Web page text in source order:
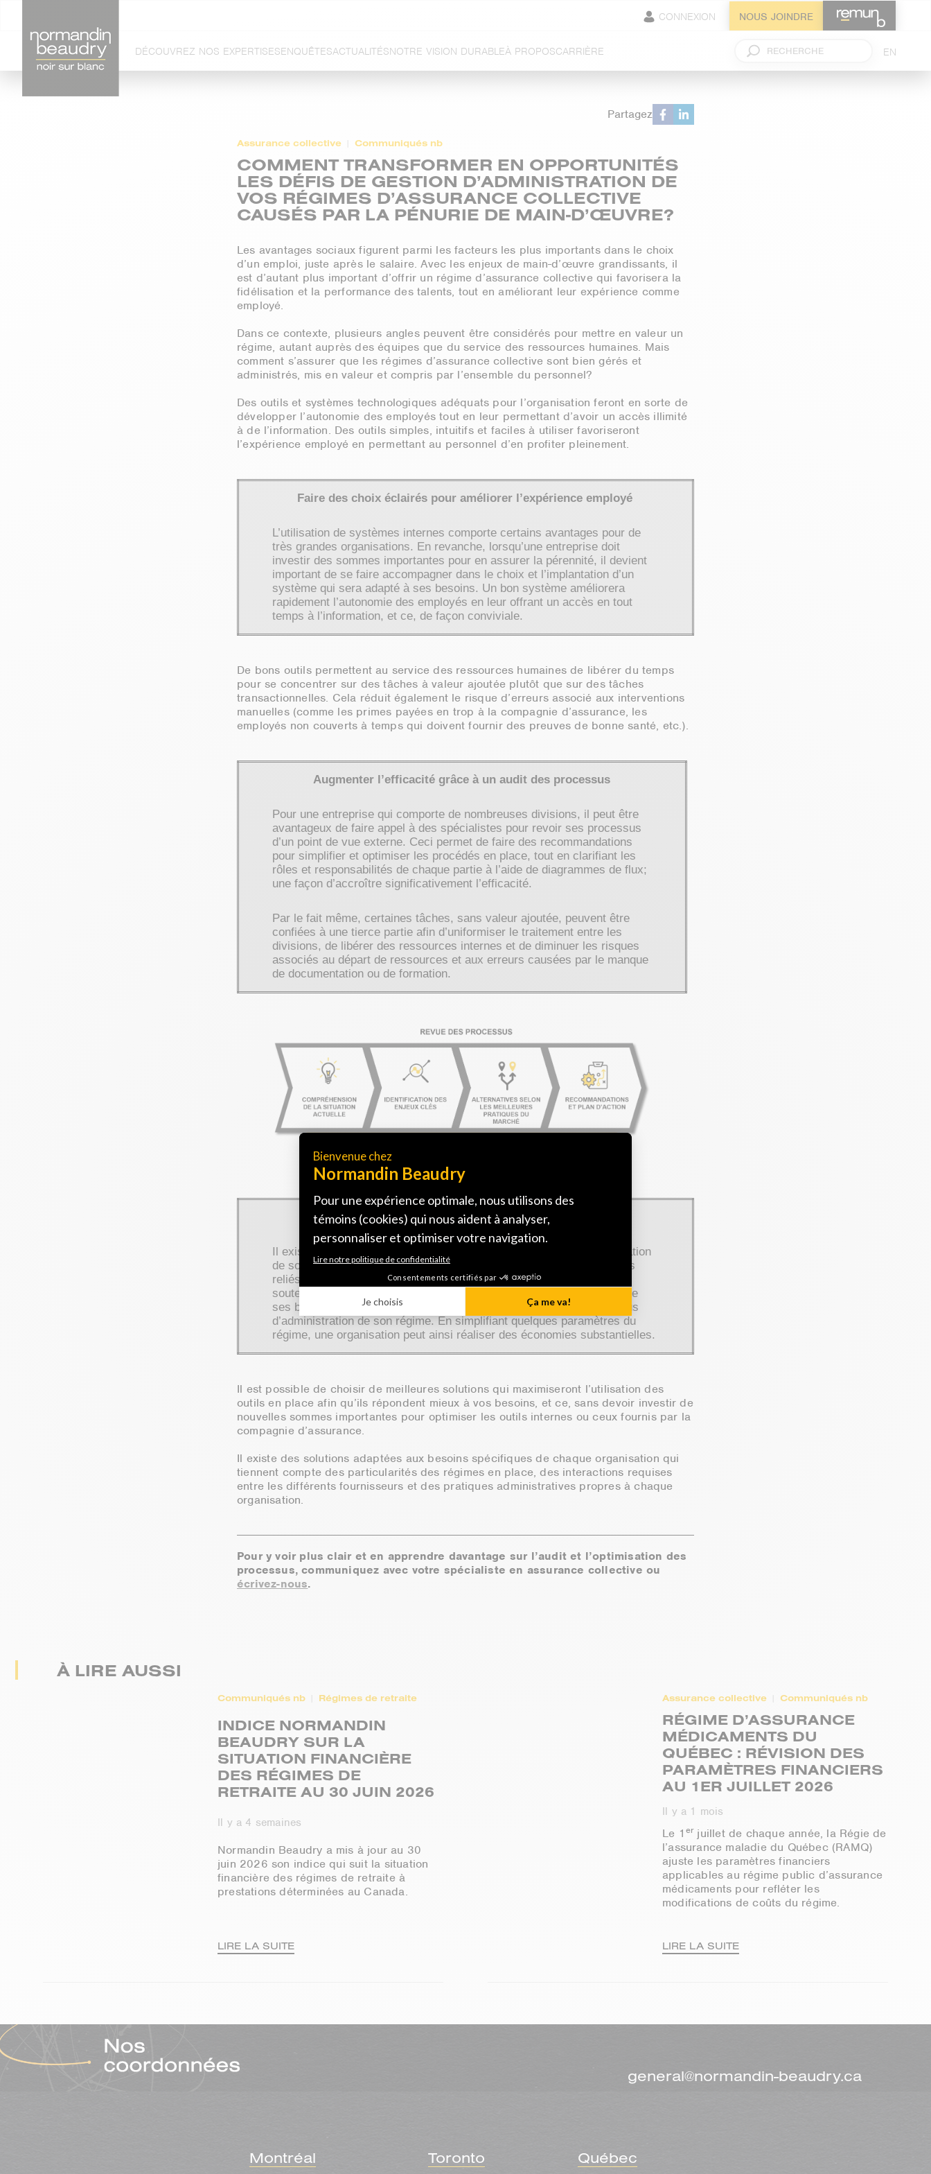
CONNEXION NOUS JOINDRE
DÉCOUVREZ NOS EXPERTISESENQUÊTESACTUALITÉSNOTRE VISION DURABLEÀ PROPOSCARRIÈRE EN
Partagez
Assurance collective Communiqués nb
COMMENT TRANSFORMER EN OPPORTUNITÉS
LES DÉFIS DE GESTION D’ADMINISTRATION DE
VOS RÉGIMES D’ASSURANCE COLLECTIVE
CAUSÉS PAR LA PÉNURIE DE MAIN-D’ŒUVRE?
Les avantages sociaux figurent parmi les facteurs les plus importants dans le choix
d’un emploi, juste après le salaire. Avec les enjeux de main-d’œuvre grandissants, il
est d’autant plus important d’offrir un régime d’assurance collective qui favorisera la
fidélisation et la performance des talents, tout en améliorant leur expérience comme
employé.
Dans ce contexte, plusieurs angles peuvent être considérés pour mettre en valeur un
régime, autant auprès des équipes que du service des ressources humaines. Mais
comment s’assurer que les régimes d’assurance collective sont bien gérés et
administrés, mis en valeur et compris par l’ensemble du personnel?
Des outils et systèmes technologiques adéquats pour l’organisation feront en sorte de
développer l’autonomie des employés tout en leur permettant d’avoir un accès illimité
à de l’information. Des outils simples, intuitifs et faciles à utiliser favoriseront
l’expérience employé en permettant au personnel d’en profiter pleinement.
Faire des choix éclairés pour améliorer l’expérience employé
L’utilisation de systèmes internes comporte certains avantages pour de
très grandes organisations. En revanche, lorsqu’une entreprise doit
investir des sommes importantes pour en assurer la pérennité, il devient
important de se faire accompagner dans le choix et l’implantation d’un
système qui sera adapté à ses besoins. Un bon système améliorera
rapidement l’autonomie des employés en leur offrant un accès en tout
temps à l’information, et ce, de façon conviviale.
De bons outils permettent au service des ressources humaines de libérer du temps
pour se concentrer sur des tâches à valeur ajoutée plutôt que sur des tâches
transactionnelles. Cela réduit également le risque d’erreurs associé aux interventions
manuelles (comme les primes payées en trop à la compagnie d’assurance, les
employés non couverts à temps qui doivent fournir des preuves de bonne santé, etc.).
Augmenter l’efficacité grâce à un audit des processus
Pour une entreprise qui comporte de nombreuses divisions, il peut être
avantageux de faire appel à des spécialistes pour revoir ses processus
d’un point de vue externe. Ceci permet de faire des recommandations
pour simplifier et optimiser les procédés en place, tout en clarifiant les
rôles et responsabilités de chaque partie à l’aide de diagrammes de flux;
une façon d’accroître significativement l’efficacité.
Par le fait même, certaines tâches, sans valeur ajoutée, peuvent être
confiées à une tierce partie afin d’uniformiser le traitement entre les
divisions, de libérer des ressources internes et de diminuer les risques
associés au départ de ressources et aux erreurs causées par le manque
de documentation ou de formation.
Évaluer les besoins pour réduire les coûts d’administration
Il existe différentes façons de réaliser des économies sur l’administration
de son régime d’assurance collective. Une organisation dont les coûts
reliés aux services d’administration d’une tierce partie ne sont plus
soutenables peut, par exemple, demander une évaluation sommaire de
ses besoins pour identifier les éléments qui complexifient le processus
d’administration de son régime. En simplifiant quelques paramètres du
régime, une organisation peut ainsi réaliser des économies substantielles.
Il est possible de choisir de meilleures solutions qui maximiseront l’utilisation des
outils en place afin qu’ils répondent mieux à vos besoins, et ce, sans devoir investir de
nouvelles sommes importantes pour optimiser les outils internes ou ceux fournis par la
compagnie d’assurance.
Il existe des solutions adaptées aux besoins spécifiques de chaque organisation qui
tiennent compte des particularités des régimes en place, des interactions requises
entre les différents fournisseurs et des pratiques administratives propres à chaque
organisation.
Pour y voir plus clair et en apprendre davantage sur l’audit et l’optimisation des
processus, communiquez avec votre spécialiste en assurance collective ou
écrivez-nous.
À LIRE AUSSI
Communiqués nb Régimes de retraite
INDICE NORMANDIN
BEAUDRY SUR LA
SITUATION FINANCIÈRE
DES RÉGIMES DE
RETRAITE AU 30 JUIN 2026
Il y a 4 semaines
Normandin Beaudry a mis à jour au 30
juin 2026 son indice qui suit la situation
financière des régimes de retraite à
prestations déterminées au Canada.
LIRE LA SUITE
Assurance collective Communiqués nb
RÉGIME D’ASSURANCE
MÉDICAMENTS DU
QUÉBEC : RÉVISION DES
PARAMÈTRES FINANCIERS
AU 1ER JUILLET 2026
Il y a 1 mois
Le 1 er juillet de chaque année, la Régie de
l’assurance maladie du Québec (RAMQ)
ajuste les paramètres financiers
applicables au régime public d’assurance
médicaments pour refléter les
modifications de coûts du régime.
LIRE LA SUITE
general@normandin-beaudry.ca
Montréal Toronto Québec